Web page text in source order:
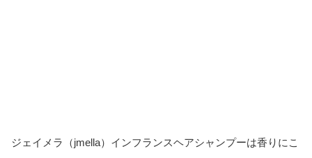
ジェイメラ（jmella）インフランスヘアシャンプーは香りにこ